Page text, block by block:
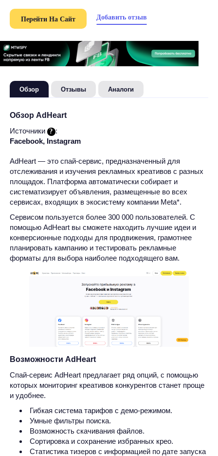
Перейти На Сайт Добавить отзыв
Обзор Отзывы Аналоги
Обзор AdHeart
Источники
:
Facebook, Instagram
AdHeart — это спай-сервис, предназначенный для
отслеживания и изучения рекламных креативов с разных
площадок. Платформа автоматически собирает и
систематизирует объявления, размещенные во всех
сервисах, входящих в экосистему компании Meta*.
Сервисом пользуется более 300 000 пользователей. С
помощью AdHeart вы сможете находить лучшие идеи и
конверсионные подходы для продвижения, грамотнее
планировать кампанию и тестировать рекламные
форматы для выбора наиболее подходящего вам.
Возможности AdHeart
Спай-сервис AdHeart предлагает ряд опций, с помощью
которых мониторинг креативов конкурентов станет проще
и удобнее.
Гибкая система тарифов с демо-режимом.
Умные фильтры поиска.
Возможность скачивания файлов.
Сортировка и сохранение избранных крео.
Статистика тизеров с информацией по дате запуска